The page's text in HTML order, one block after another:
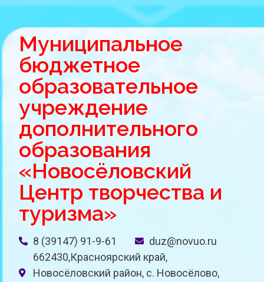
Муниципальное
бюджетное
образовательное
учреждение
дополнительного
образования
«Новосёловский
Центр творчества и
туризма»
8 (39147) 91-9-61
duz@novuo.ru
662430,Красноярский край,
Новосёловский район, с. Новосёлово,